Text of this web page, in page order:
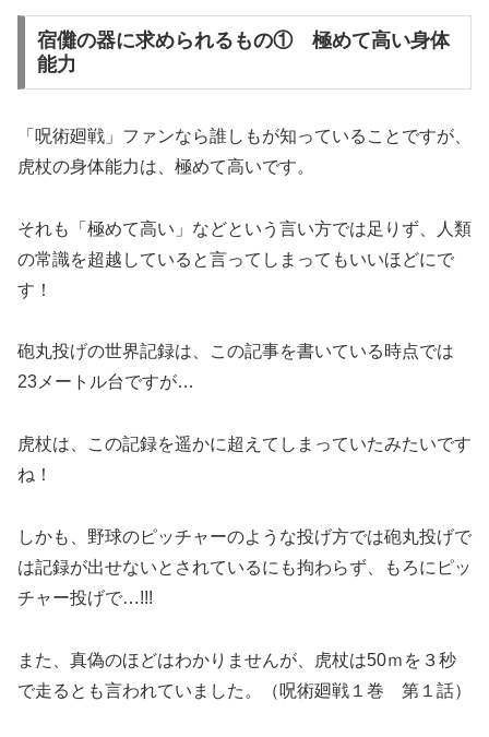
宿儺の器に求められるもの① 極めて高い身体
能力
「呪術廻戦」ファンなら誰しもが知っていることですが、
虎杖の身体能力は、極めて高いです。
それも「極めて高い」などという言い方では足りず、人類
の常識を超越していると言ってしまってもいいほどにで
す！
砲丸投げの世界記録は、この記事を書いている時点では
23メートル台ですが…
虎杖は、この記録を遥かに超えてしまっていたみたいです
ね！
しかも、野球のピッチャーのような投げ方では砲丸投げで
は記録が出せないとされているにも拘わらず、もろにピッ
チャー投げで…!!!
また、真偽のほどはわかりませんが、虎杖は50ｍを３秒
で走るとも言われていました。（呪術廻戦１巻 第１話）